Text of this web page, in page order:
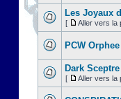
Les Joyaux
[ Aller vers la
PCW Orphee
Dark
[ Aller vers la